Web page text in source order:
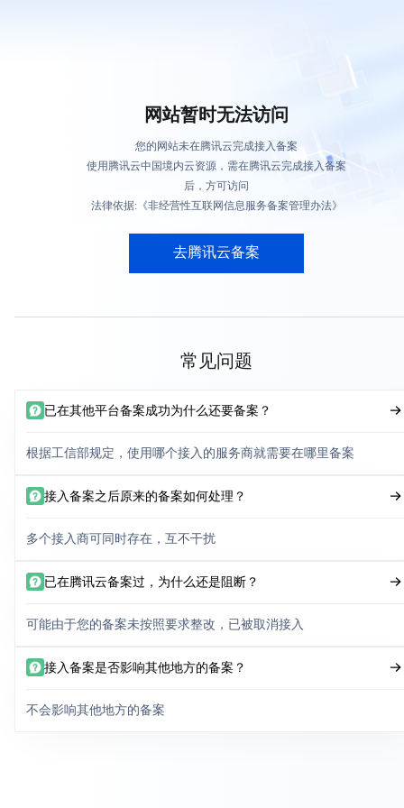
网站暂时无法访问
您的网站未在腾讯云完成接入备案
使用腾讯云中国境内云资源，需在腾讯云完成接入备案
后，方可访问
法律依据:《非经营性互联网信息服务备案管理办法》
去腾讯云备案
常见问题
已在其他平台备案成功为什么还要备案？
根据工信部规定，使用哪个接入的服务商就需要在哪里备案
接入备案之后原来的备案如何处理？
多个接入商可同时存在，互不干扰
已在腾讯云备案过，为什么还是阻断？
可能由于您的备案未按照要求整改，已被取消接入
接入备案是否影响其他地方的备案？
不会影响其他地方的备案